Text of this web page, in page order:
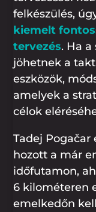
felkészülés,
kiemelt
tervezés. Ha
jöhetnek a
eszközök,
amelyek a
célok
Tadej
hozott a már
időfutamon,
6 kilométeren
emelkedőn